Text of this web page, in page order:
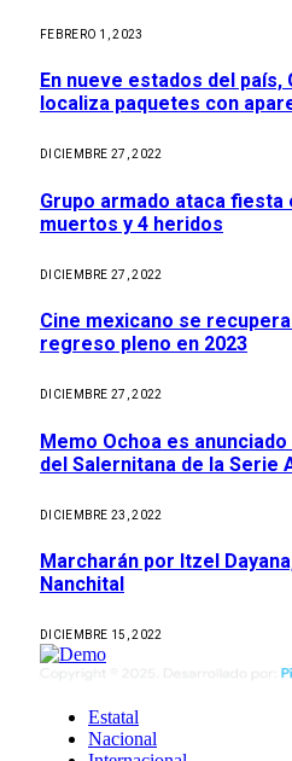
FEBRERO 1, 2023
En nueve estados del país,
localiza paquetes con
DICIEMBRE 27, 2022
Grupo armado ataca fiesta
muertos y 4 heridos
DICIEMBRE 27, 2022
Cine mexicano se
regreso pleno en 2023
DICIEMBRE 27, 2022
Memo Ochoa es
del Salernitana de la Serie
DICIEMBRE 23, 2022
Marcharán por Itzel
Nanchital
DICIEMBRE 15, 2022
Estatal
Nacional